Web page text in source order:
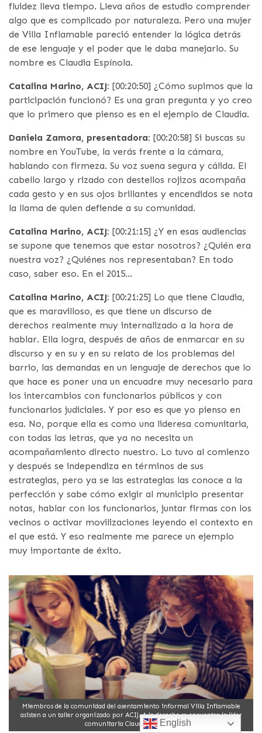
fluidez lleva tiempo. Lleva años de estudio comprender
algo que es complicado por naturaleza. Pero una mujer
de Villa Inflamable pareció entender la lógica detrás
de ese lenguaje y el poder que le daba manejarlo. Su
nombre es Claudia Espínola.
Catalina Marino, ACIJ: [00:20:50] ¿Cómo supimos que la
participación funcionó? Es una gran pregunta y yo creo
que lo primero que pienso es en el ejemplo de Claudia.
Daniela Zamora, presentadora: [00:20:58] Si buscas su
nombre en YouTube, la verás frente a la cámara,
hablando con firmeza. Su voz suena segura y cálida. El
cabello largo y rizado con destellos rojizos acompaña
cada gesto y en sus ojos brillantes y encendidos se nota
la llama de quien defiende a su comunidad.
Catalina Marino, ACIJ: [00:21:15] ¿Y en esas audiencias
se supone que tenemos que estar nosotros? ¿Quién era
nuestra voz? ¿Quiénes nos representaban? En todo
caso, saber eso. En el 2015…
Catalina Marino, ACIJ: [00:21:25] Lo que tiene Claudia,
que es maravilloso, es que tiene un discurso de
derechos realmente muy internalizado a la hora de
hablar. Ella logra, después de años de enmarcar en su
discurso y en su y en su relato de los problemas del
barrio, las demandas en un lenguaje de derechos que lo
que hace es poner una un encuadre muy necesario para
los intercambios con funcionarios públicos y con
funcionarios judiciales. Y por eso es que yo pienso en
esa. No, porque ella es como una lideresa comunitaria,
con todas las letras, que ya no necesita un
acompañamiento directo nuestro. Lo tuvo al comienzo
y después se independiza en términos de sus
estrategias, pero ya se las estrategias las conoce a la
perfección y sabe cómo exigir al municipio presentar
notas, hablar con los funcionarios, juntar firmas con los
vecinos o activar movilizaciones leyendo el contexto en
el que está. Y eso realmente me parece un ejemplo
muy importante de éxito.
Miembros de la comunidad del asentamiento informal Villa Inflamable
asisten a un taller organizado por ACIJ. A la derecha se encuentra la líder
comunitaria Claudia Espínola.English